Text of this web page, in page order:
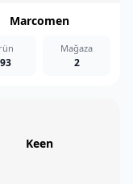
Marcomen
Mağaza
2
Keen